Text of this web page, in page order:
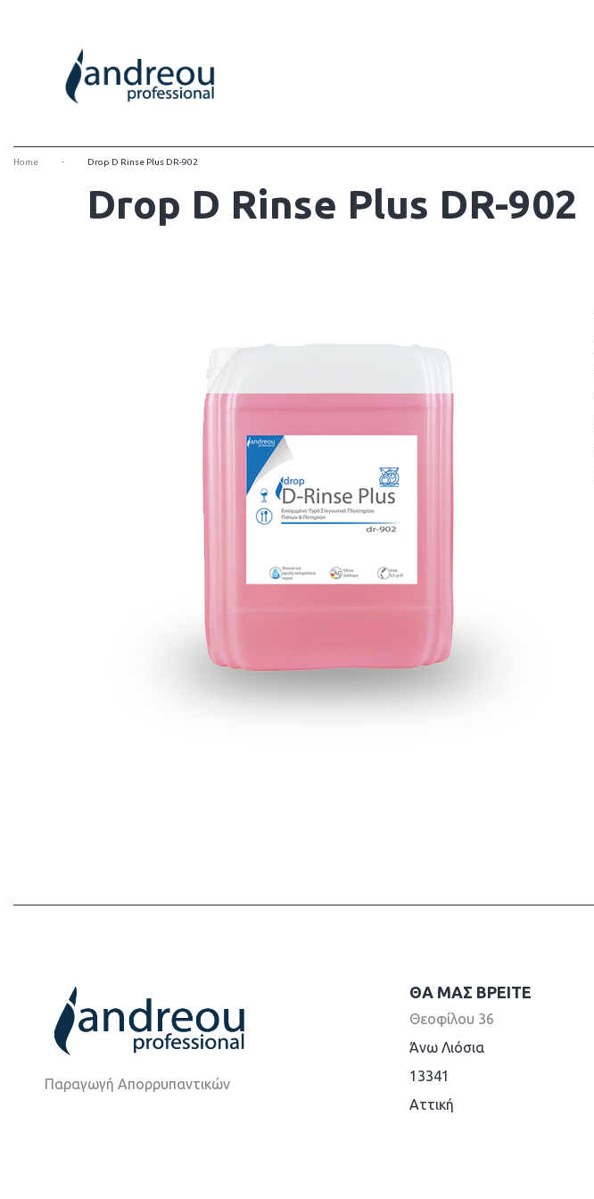
Home - Drop D Rinse Plus DR-902
Drop D Rinse Plus DR-902
Παραγωγή Απορρυπαντικών
ΘΑ ΜΑΣ ΒΡΕΊΤΕ
Θεοφίλου 36
Άνω Λιόσια
13341
Aττική